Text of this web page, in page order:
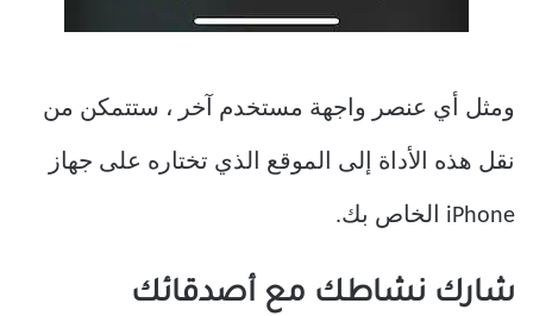
ومثل أي عنصر واجهة مستخدم آخر ، ستتمكن من
نقل هذه الأداة إلى الموقع الذي تختاره على جهاز
iPhone الخاص بك.
شارك نشاطك مع أصدقائك